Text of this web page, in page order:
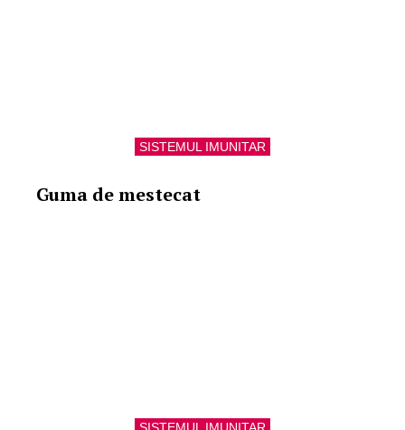
SISTEMUL IMUNITAR
Guma de mestecat